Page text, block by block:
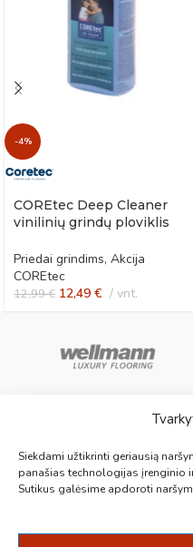
Siekdami užtikrinti geriausią
panašias technologijas įrenginio
Sutikus galėsime apdoroti
-4%
COREtec Deep Cleaner
vinilinių grindų ploviklis
Priedai grindims, Akcija
COREtec
12,99€ 12,49 € vnt.
Aukščiausios kokybės medinės,
kiliminės plytelės, grindjuostės ir
jūsų grindims.
+370 687 19789